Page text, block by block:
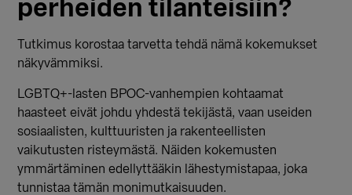
perheiden tilanteisiin?
Tutkimus korostaa tarvetta tehdä nämä kokemukset
näkyvämmiksi.
LGBTQ+-lasten BPOC-vanhempien kohtaamat
haasteet eivät johdu yhdestä tekijästä, vaan useiden
sosiaalisten, kulttuuristen ja rakenteellisten
vaikutusten risteymästä. Näiden kokemusten
ymmärtäminen edellyttääkin lähestymistapaa, joka
tunnistaa tämän monimutkaisuuden.